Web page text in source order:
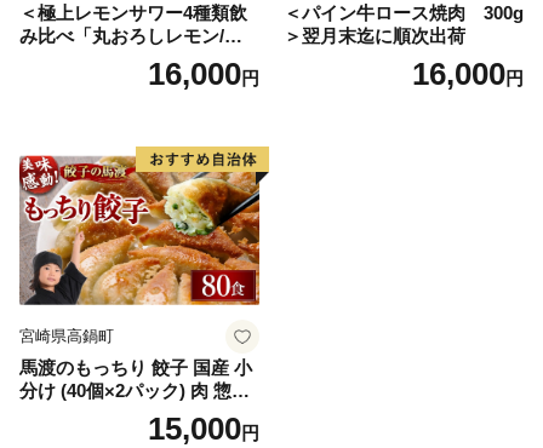
＜極上レモンサワー4種類飲
み比べ「丸おろしレモン/瀬
戸内レモン/丸おろしグレー
プフルーツ/丸おろしゆず」3
16,000円
＜パイン牛ロース焼肉 300g
＞翌月末迄に順次出荷
16,000円
宮崎県高鍋町
馬渡のもっちり 餃子 国産 小
分け (40個×2パック) 肉 惣菜
人気 おすすめ 簡単 グルメ 冷
凍 豚肉 野菜 加工品15,000円